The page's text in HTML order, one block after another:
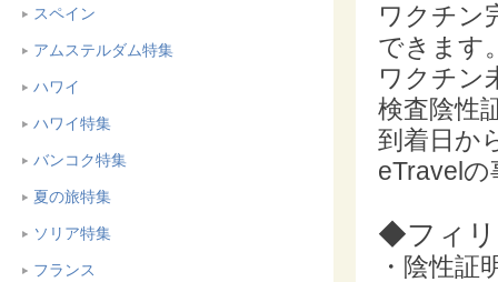
スペイン
アムステルダム特集
ハワイ
ハワイ特集
バンコク特集
夏の旅特集
ソリア特集
フランス
ワクチン
できます
ワクチン
検査陰性
到着日か
eTravel
◆フィリ
・陰性証